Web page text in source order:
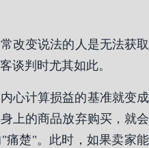
改变说法的人是无法获取
谈判时尤其如此。
心计算损益的基准就变成
上的商品放弃购买，就会
痛楚"。此时，如果卖家能